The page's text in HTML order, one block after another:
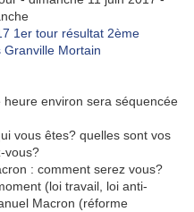
environ sera séquencée
vous êtes? quelles sont vos
vous?
: comment serez vous?
(loi travail, loi anti-
Macron (réforme